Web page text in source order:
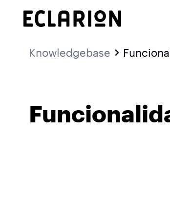
Knowledgebase